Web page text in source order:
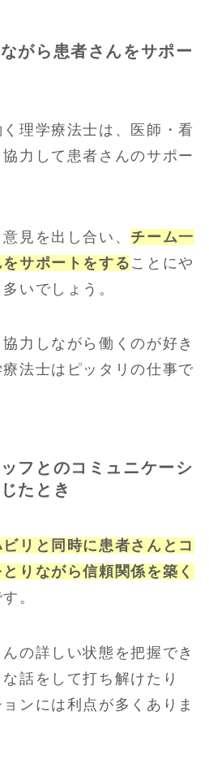
がら患者さんをサポー
理学療法士は、医師・看
力して患者さんのサポー
見を出し合い、 チーム一
サポートをする ことにや
いでしょう。
力しながら働くのが好き
法士はピッタリの仕事で
フとのコミュニケーシ
たとき
ビリと同時に患者さんとコ
りながら信頼関係を築く
。
の詳しい状態を把握でき
話をして打ち解けたり
ンには利点が多くありま